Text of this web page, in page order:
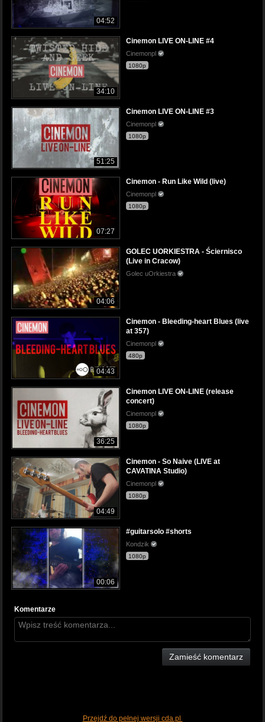
04:52
34:10
Cinemon LIVE ON-LINE #4
Cinemonpl
1080p
51:25
Cinemon LIVE ON-LINE #3
Cinemonpl
1080p
07:27
Cinemon - Run Like Wild (live)
Cinemonpl
1080p
04:06
GOLEC UORKIESTRA - Ściernisco
(Live in Cracow)
Golec uOrkiestra
04:43
Cinemon - Bleeding-heart Blues (live
at 357)
Cinemonpl
480p
36:25
Cinemon LIVE ON-LINE (release
concert)
Cinemonpl
1080p
04:49
Cinemon - So Naive (LIVE at
CAVATINA Studio)
Cinemonpl
1080p
00:06
#guitarsolo #shorts
Kondzik
1080p
Komentarze
Zamieść komentarz
Przejdź do pełnej wersji cda.pl